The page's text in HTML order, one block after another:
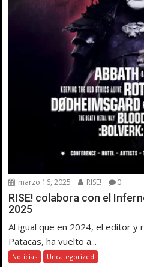
marzo 16, 2025 RISE! 0
RISE! colabora con el
2025
Al igual que en 2024, el editor y
Patacas, ha vuelto a...
Noticias Uncategorized